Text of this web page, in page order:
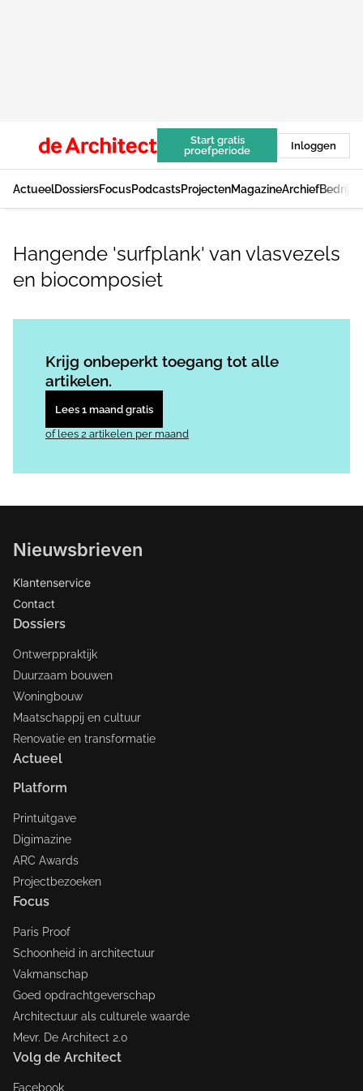
Start gratis
proefperiode
Inloggen
ActueelDossiersFocusPodcastsProjectenMagazineArchief
Hangende 'surfplank' van vlasvezels
en biocomposiet
Krijg onbeperkt toegang tot alle
artikelen.
Lees 1 maand gratis
of lees 2 artikelen per maand
Nieuwsbrieven
Klantenservice
Contact
Dossiers
Ontwerppraktijk
Duurzaam bouwen
Woningbouw
Maatschappij en cultuur
Renovatie en transformatie
Actueel
Platform
Printuitgave
Digimazine
ARC Awards
Projectbezoeken
Focus
Paris Proof
Schoonheid in architectuur
Vakmanschap
Goed opdrachtgeverschap
Architectuur als culturele waarde
Mevr. De Architect 2.0
Volg de Architect
Facebook